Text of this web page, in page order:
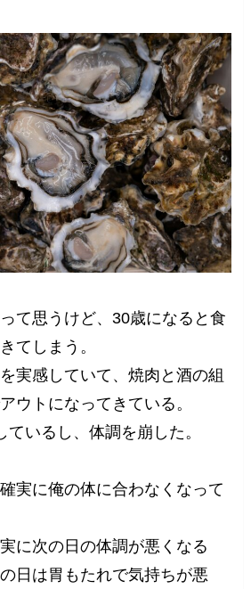
て思うけど、30歳になると食
てしまう。
実感していて、焼肉と酒の組
ウトになってきている。
いるし、体調を崩した。
実に俺の体に合わなくなって
に次の日の体調が悪くなる
日は胃もたれで気持ちが悪